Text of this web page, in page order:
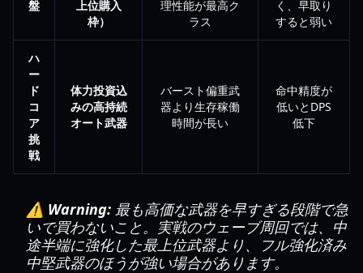
盤
上位購入
枠）
理性能が最高ク
ラス
く、早取り
すると弱い
ハ
ー
ド
コ
ア
挑
戦
体力投資込
みの高持続
オート武器
バースト偏重武
器より生存稼働
時間が長い
命中精度が
低いとDPS
低下
⚠️ Warning: 最も高価な武器を早すぎる段階で急
いで買わないこと。実戦のウェーブ周回では、中
途半端に強化した最上位武器より、フル強化済み
中堅武器のほうが強い場合があります。